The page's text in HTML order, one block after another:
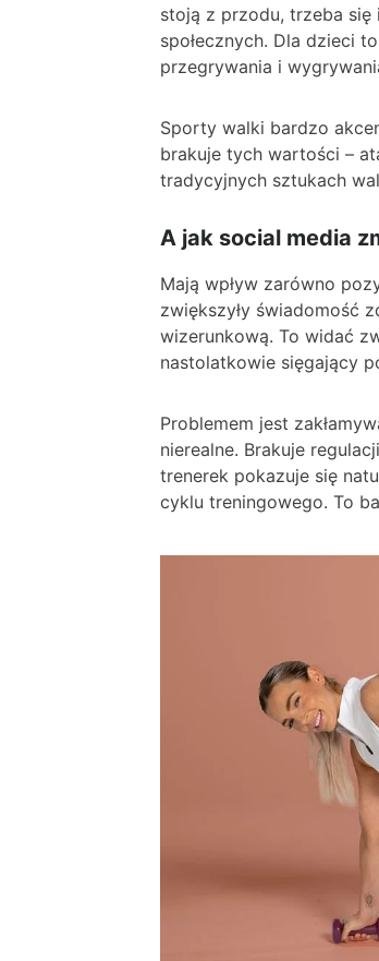
stoją z przodu, trzeba się
społecznych. Dla dzieci
przegrywania i
Sporty walki bardzo
brakuje tych wartości –
tradycyjnych sztukach
A jak social media
Mają wpływ zarówno
zwiększyły świadomość
wizerunkową. To widać
nastolatkowie sięgający
Problemem jest
nierealne. Brakuje
trenerek pokazuje się
cyklu treningowego. To